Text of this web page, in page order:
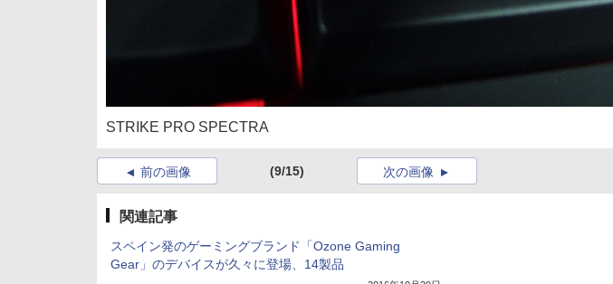
STRIKE PRO SPECTRA
前の画像 (9/15) 次の画像
関連記事
スペイン発のゲーミングブランド「Ozone Gaming
Gear」のデバイスが久々に登場、14製品